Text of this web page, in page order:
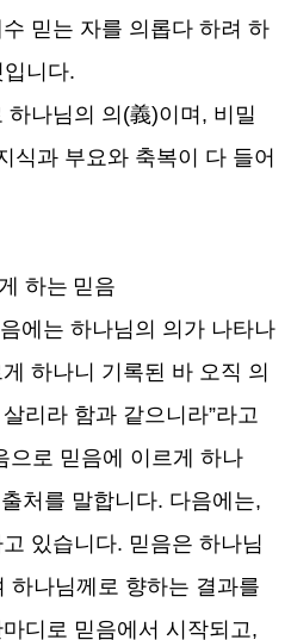
믿는 자를 의롭다 하려 하
니다.
나님의 의 (義)이며 , 비밀
식과 부요와 축복이 다 들어
하는 믿음
에는 하나님의 의가 나타나
하나니 기록된 바 오직 의
리라 함과 같으니라”라고
으로 믿음에 이르게 하나
처를 말합니다. 다음에는,
있습니다. 믿음은 하나님
하나님께로 향하는 결과를
마디로 믿음에서 시작되고,